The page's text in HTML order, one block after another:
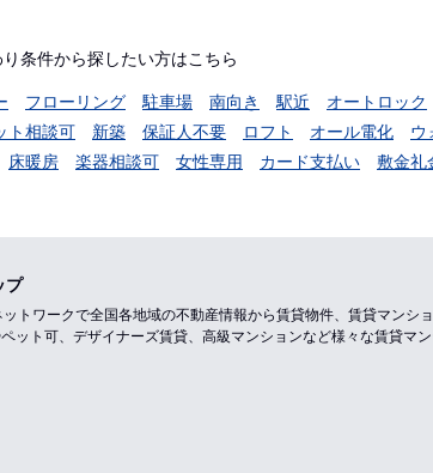
条件から探したい方はこちら
フローリング 駐車場 南向き 駅近 オートロック
ト相談可 新築 保証人不要 ロフト オール電化 ウ
床暖房 楽器相談可 女性専用 カード支払い 敷金礼
プ
トワークで全国各地域の不動産情報から賃貸物件、賃貸マンシ
ット可、デザイナーズ賃貸、高級マンションなど様々な賃貸マ